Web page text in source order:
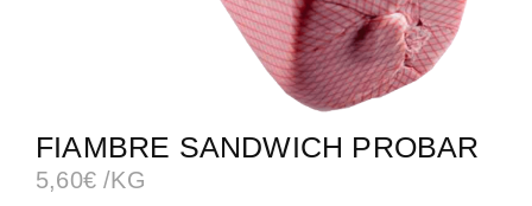
FIAMBRE SANDWICH PROBAR
5,60€ /KG